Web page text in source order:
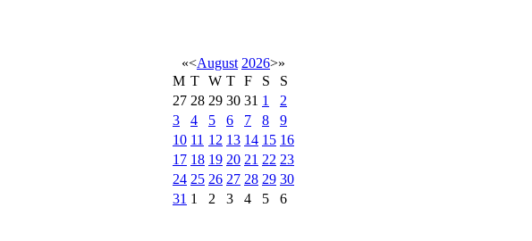
«<August 2026>»
M T W T F S
S
27 28 29 30 31 1
2
3
4 5 6 7 8
9
10 11 12 13 14 15 16
17 18 19 20 21 22 23
24 25 26 27 28 29 30
31 1 2 3 4 5 6